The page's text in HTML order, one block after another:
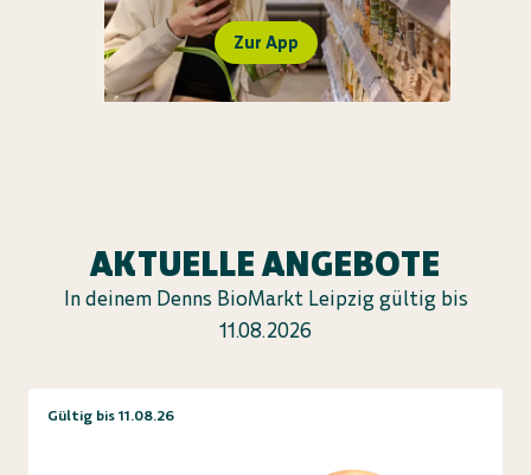
Zur App
AKTUELLE ANGEBOTE
In deinem Denns BioMarkt Leipzig gültig bis
11.08.2026
Gültig bis 11.08.26